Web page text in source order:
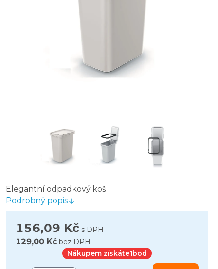
Náhradní uhlíkové filtry do odpadkových košů Kaddi
Odpadkový koš na tříděný odpad 28 l - černý, směsný
Odpadkový koš plastový 26 l - béžový
Odpadkový koš plastový 16 l - béžový
Elegantní odpadkový koš
Podrobný popis
156,09 Kč s DPH
129,00 Kč bez DPH
Nákupem získáte1bod